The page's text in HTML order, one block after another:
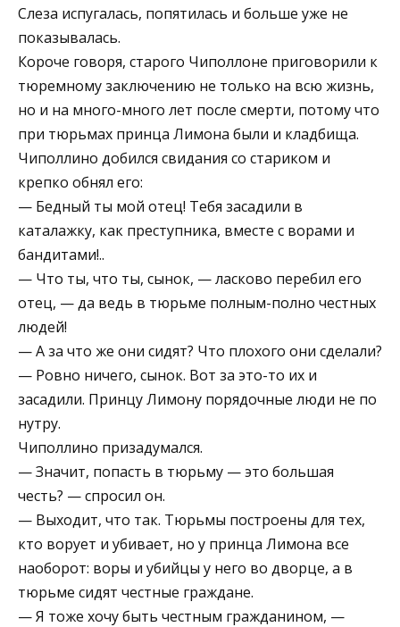
Слеза испугалась, попятилась и больше уже не
показывалась.
Короче говоря, старого Чиполлоне приговорили к
тюремному заключению не только на всю жизнь,
но и на много-много лет после смерти, потому что
при тюрьмах принца Лимона были и кладбища.
Чиполлино добился свидания со стариком и
крепко обнял его:
— Бедный ты мой отец! Тебя засадили в
каталажку, как преступника, вместе с ворами и
бандитами!..
— Что ты, что ты, сынок, — ласково перебил его
отец, — да ведь в тюрьме полным-полно честных
людей!
— А за что же они сидят? Что плохого они сделали?
— Ровно ничего, сынок. Вот за это-то их и
засадили. Принцу Лимону порядочные люди не по
нутру.
Чиполлино призадумался.
— Значит, попасть в тюрьму — это большая
честь? — спросил он.
— Выходит, что так. Тюрьмы построены для тех,
кто ворует и убивает, но у принца Лимона все
наоборот: воры и убийцы у него во дворце, а в
тюрьме сидят честные граждане.
— Я тоже хочу быть честным гражданином, —